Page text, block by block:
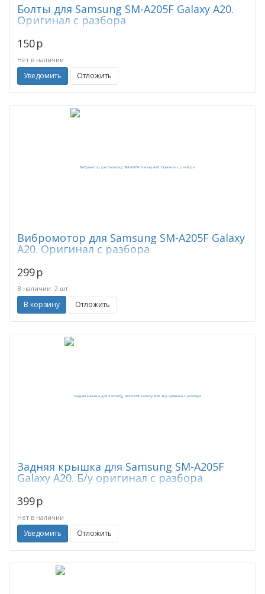
Болты для Samsung SM-A205F Galaxy A20.
Оригинал с разбора
150p
Нет в наличии
Уведомить Отложить
Вибромотор для Samsung SM-A205F Galaxy
A20. Оригинал с разбора
299p
В наличии: 2 шт.
В корзину Отложить
Задняя крышка для Samsung SM-A205F
Galaxy A20. Б/у оригинал с разбора
399p
Нет в наличии
Уведомить Отложить